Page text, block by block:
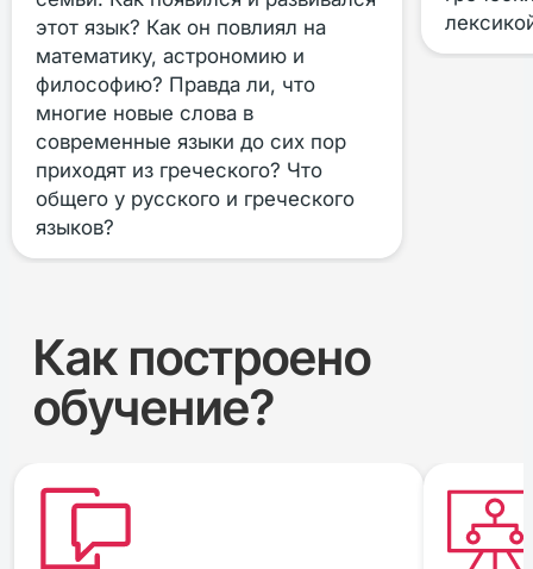
этот язык? Как он повлиял на
математику, астрономию и
философию? Правда ли, что
многие новые слова в
современные языки до сих пор
приходят из греческого? Что
общего у русского и греческого
языков?
Как построено
обучение?